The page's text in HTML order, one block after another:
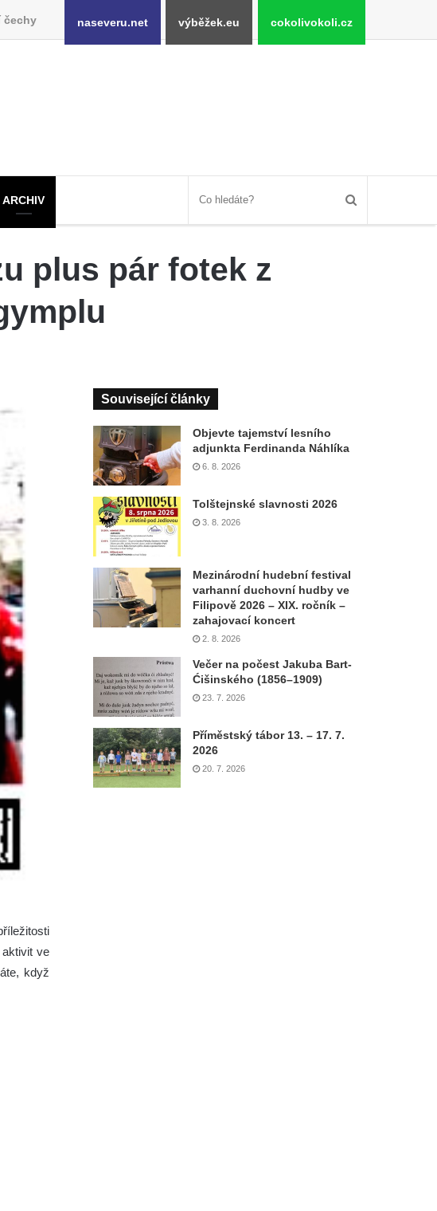
čechy naseveru.net výběžek.eu cokolivokoli.cz
ARCHIV
plus pár fotek z
ve
když
Související články
Objevte tajemství lesního
adjunkta Ferdinanda Náhlíka
6. 8. 2026
Tolštejnské slavnosti 2026
3. 8. 2026
Mezinárodní hudební festival
varhanní duchovní hudby ve
Filipově 2026 – XIX. ročník –
zahajovací koncert
2. 8. 2026
Večer na počest Jakuba Bart-
Ćišinského (1856–1909)
23. 7. 2026
Příměstský tábor 13. – 17. 7.
2026
20. 7. 2026